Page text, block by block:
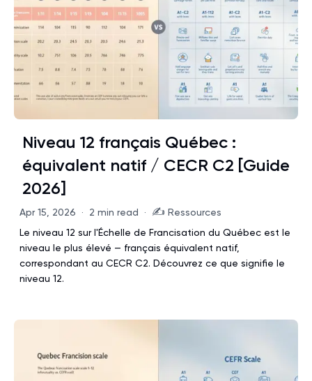
Niveau 12 français Québec :
équivalent natif / CECR C2 [Guide
2026]
Apr 15, 2026 · 2 min read · ✍️ Ressources
Le niveau 12 sur l'Échelle de Francisation du Québec est le
niveau le plus élevé — français équivalent natif,
correspondant au CECR C2. Découvrez ce que signifie le
niveau 12.